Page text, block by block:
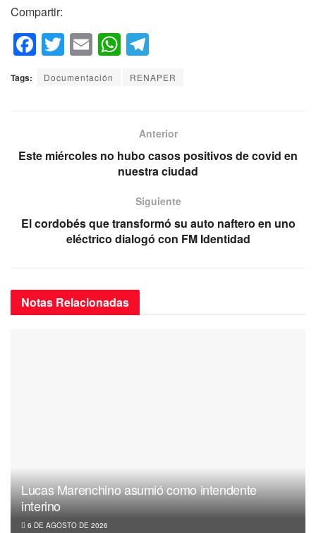
Compartir:
F
a
c
o
T
wi
tt
E
m
ail
W
h
at
p
p
el
e
a
m
Tags: Documentación RENAPER
Anterior
Este miércoles no hubo casos positivos de covid en
nuestra ciudad
Siguiente
El cordobés que transformó su auto naftero en uno
eléctrico dialogó con FM Identidad
Notas Relacionadas
Lucas Marenchino asumió como intendente
interino
6 DE AGOSTO DE 2026